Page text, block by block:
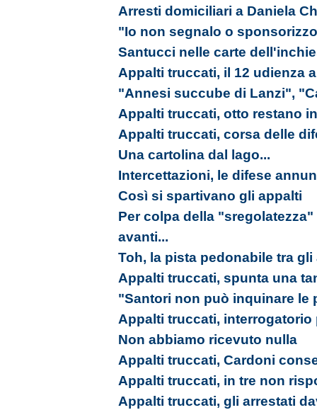
Arresti domiciliari a Daniela
"Io non segnalo o
Santucci nelle carte
Appalti truccati, il 12 udienza
"Annesi succube di Lanzi",
Appalti truccati, otto restano
Appalti truccati, corsa delle
Una cartolina dal lago...
Intercettazioni, le difese
Così si spartivano gli appalti
Per colpa della
avanti...
Toh, la pista pedonabile tra
Appalti truccati, spunta una
"Santori non può inquinare le
Appalti truccati, interrogatorio
Non abbiamo ricevuto nulla
Appalti truccati, Cardoni
Appalti truccati, in tre non
Appalti truccati, gli arrestati